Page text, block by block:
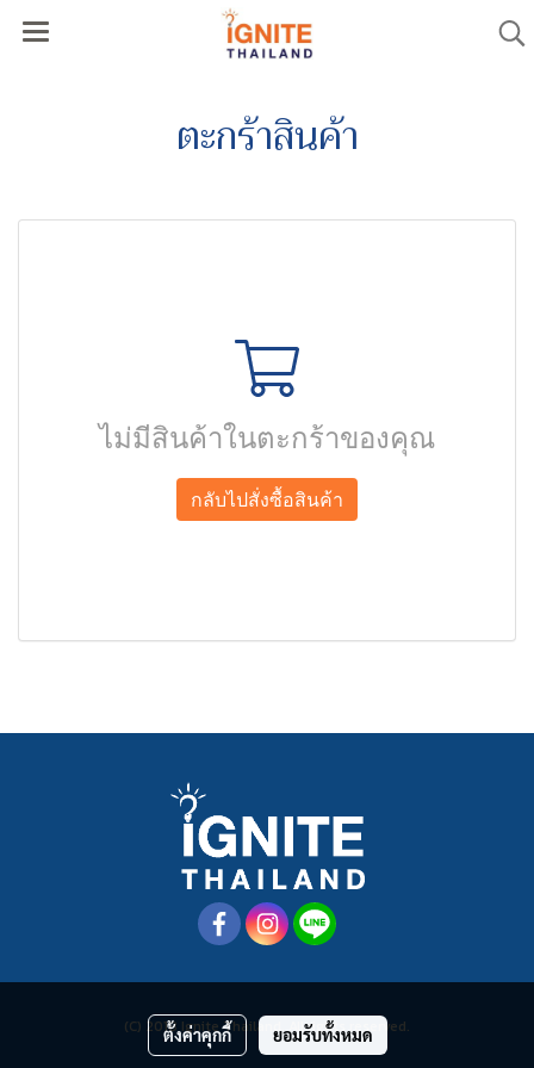
ตะกร้าสินค้า
ไม่มีสินค้าในตะกร้าของคุณ
กลับไปสั่งซื้อสินค้า
(C) 2018 Ignite Thailand. All rights reserved.
ตั้งค่าคุกกี้ ยอมรับทั้งหมด